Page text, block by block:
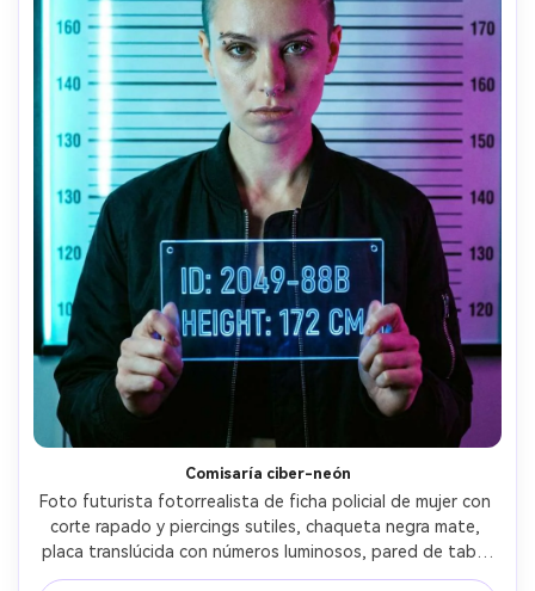
Comisaría ciber-neón
Foto futurista fotorrealista de ficha policial de mujer con
corte rapado y piercings sutiles, chaqueta negra mate,
placa translúcida con números luminosos, pared de tabla
de alturas con luces neón cyan y magenta, flash intenso